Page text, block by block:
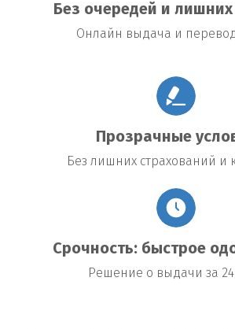
Без очередей и
Онлайн выдача и
Прозрачные
Без лишних страхований и
Срочность: быстрое
Решение о выдачи за 24